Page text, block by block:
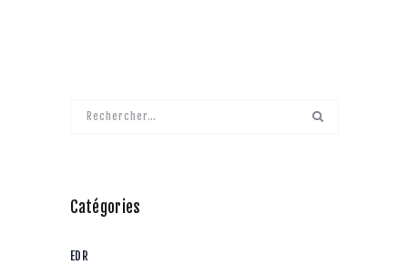
Rechercher :
Catégories
EDR